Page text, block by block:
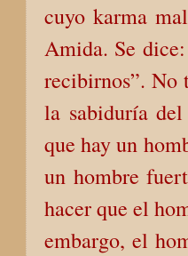
cuyo karma
Amida. Se
recibirnos”. No
la sabiduría del
que hay un
un hombre
hacer que el
embargo, el